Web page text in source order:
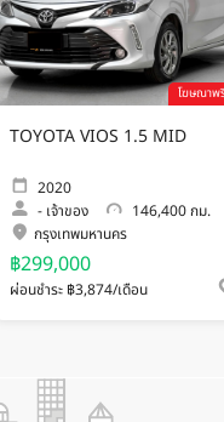
โฆษณาพ
TOYOTA VIOS 1.5 MID
2020
- เจ้าของ
146,400 กม.
กรุงเทพมหานคร
฿299,000
ผ่อนชำระ ฿3,874/เดือน